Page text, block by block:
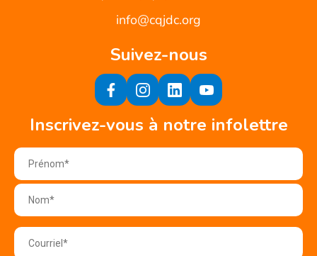
info@cqjdc.org
Suivez-nous
Inscrivez-vous à notre infolettre